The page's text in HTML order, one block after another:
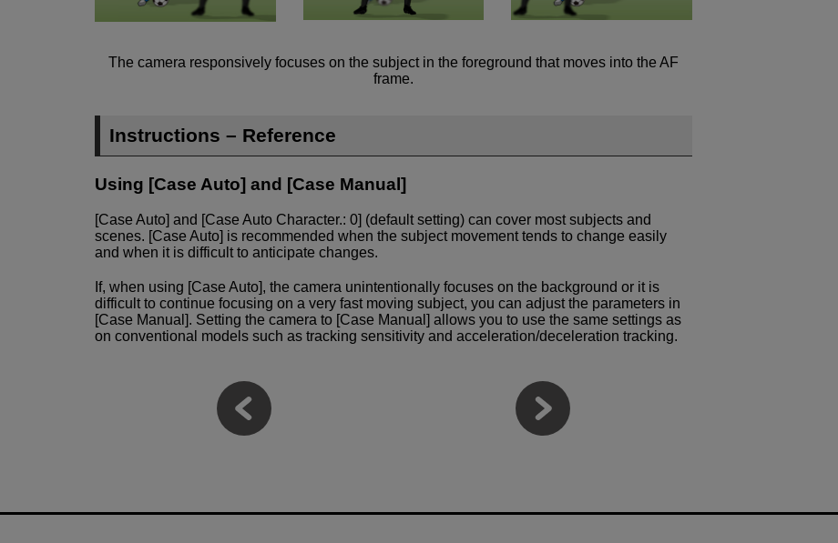
The camera responsively focuses on the subject in the foreground that moves into the AF
frame.
Instructions – Reference
Using [Case Auto] and [Case Manual]
[Case Auto] and [Case Auto Character.: 0] (default setting) can cover most subjects and
scenes. [Case Auto] is recommended when the subject movement tends to change easily
and when it is difficult to anticipate changes.
If, when using [Case Auto], the camera unintentionally focuses on the background or it is
difficult to continue focusing on a very fast moving subject, you can adjust the parameters in
[Case Manual]. Setting the camera to [Case Manual] allows you to use the same settings as
on conventional models such as tracking sensitivity and acceleration/deceleration tracking.